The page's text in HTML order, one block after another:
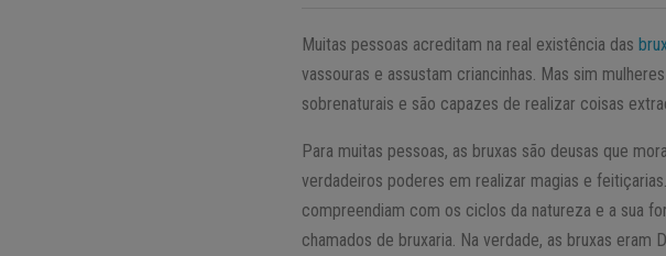
Muitas pessoas acreditam na real existência das
vassouras e assustam criancinhas. Mas sim
sobrenaturais e são capazes de realizar coisas
Para muitas pessoas, as bruxas são deusas que
verdadeiros poderes em realizar magias e
compreendiam com os ciclos da natureza e a sua
chamados de bruxaria. Na verdade, as bruxas